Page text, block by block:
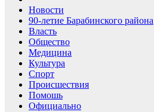
Новости
90-летие Барабинского района
Власть
Общество
Медицина
Культура
Спорт
Происшествия
Помошь
Официально